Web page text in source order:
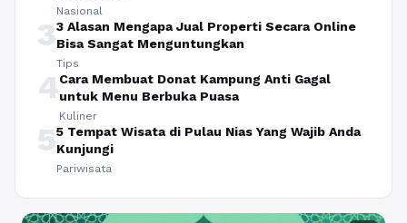
Nasional
33 Alasan Mengapa Jual Properti Secara Online
Bisa Sangat Menguntungkan
Tips
4Cara Membuat Donat Kampung Anti Gagal
untuk Menu Berbuka Puasa
Kuliner
55 Tempat Wisata di Pulau Nias Yang Wajib Anda
Kunjungi
Pariwisata